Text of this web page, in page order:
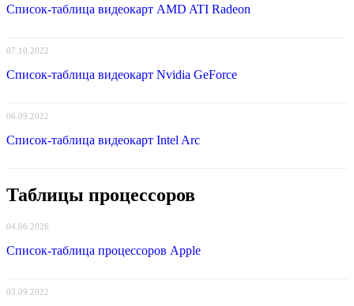
Список-таблица видеокарт AMD ATI Radeon
07.10.2022
Список-таблица видеокарт Nvidia GeForce
06.09.2022
Список-таблица видеокарт Intel Arc
Таблицы процессоров
04.06.2026
Список-таблица процессоров Apple
03.09.2022